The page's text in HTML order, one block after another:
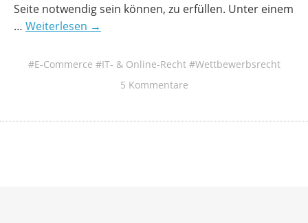
Seite notwendig sein können, zu erfüllen. Unter einem
… Weiterlesen →
E-Commerce IT- & Online-Recht
Wettbewerbsrecht
5 Kommentare